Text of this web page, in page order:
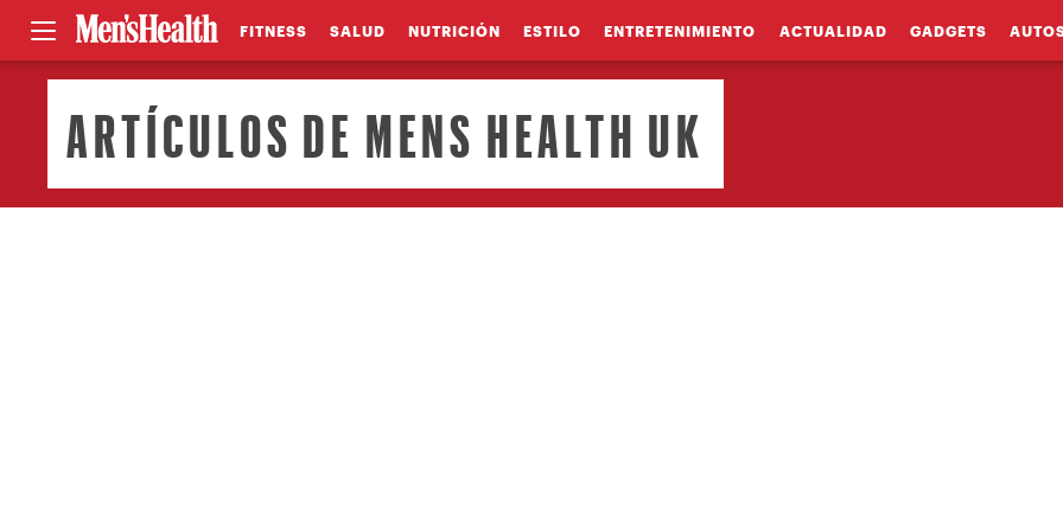
FITNESS SALUD NUTRICIÓN ESTILO ENTRETENIMIENTO ACTUALIDAD GADGETS
ARTÍCULOS DE MENS HEALTH UK